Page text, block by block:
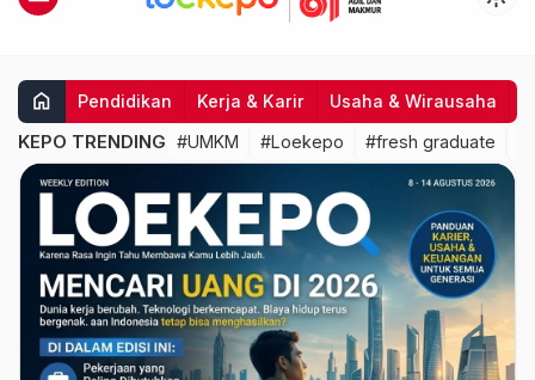
home Pendidikan Kerja & Karir Usaha & Wirausaha
KEPO TRENDING #UMKM #Loekepo #fresh graduate